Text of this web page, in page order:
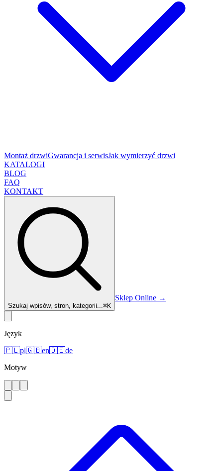
Montaż drzwiGwarancja i serwisJak wymierzyć drzwi
KATALOGI
BLOG
FAQ
KONTAKT
Szukaj wpisów, stron, kategorii...⌘K
Sklep Online →
Język
🇵🇱pl🇬🇧en🇩🇪de
Motyw